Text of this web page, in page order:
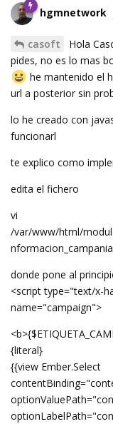
hgmnetwork
casoft
Hola
pides, no es lo mas
he mantenido el
url a posterior sin
lo he creado con
funcionarl
te explico como
edita el fichero
vi
/var/www/html/
donde pone al
<script type="text/x-
name="campaign">
{literal}
{{view Ember.Select